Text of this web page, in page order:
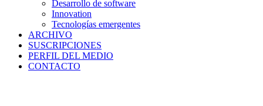
Desarrollo de software
Innovation
Tecnologías emergentes
ARCHIVO
SUSCRIPCIONES
PERFIL DEL MEDIO
CONTACTO